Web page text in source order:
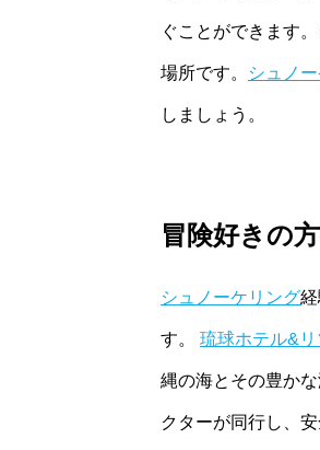
ぐことができます
場所です。 シュノ
しましょう。
冒険好きの
シュノーケリング
す。 琉球ホテル&
縄の海とその豊か
クターが同行し、